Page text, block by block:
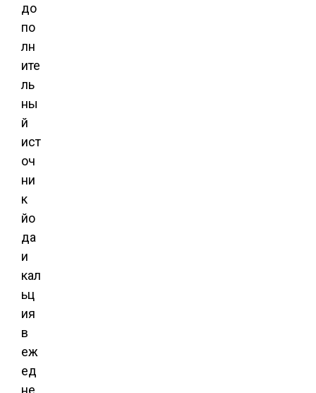
до
по
лн
ите
ль
ны
й
ист
оч
ни
к
йо
да
и
кал
ьц
ия
в
еж
ед
не